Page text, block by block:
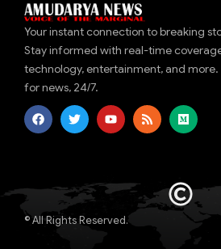
Your instant connection to breaking
Stay informed with real-time
technology, entertainment, and more.
for news, 24/7.
© All Rights Reserved.